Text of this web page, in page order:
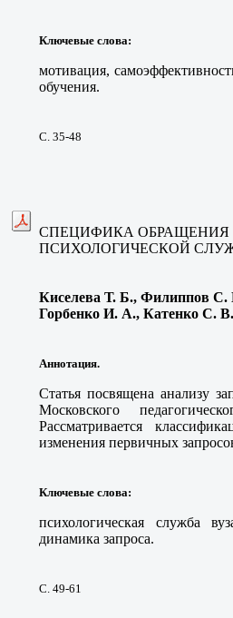
Ключевые слова:
мотивация,
обучения.
С. 35-48
СПЕЦИФИКА ОБРАЩЕНИЯ
ПСИХОЛОГИЧЕСКОЙ
Киселева Т. Б., Филиппов С.
Горбенко И. А., Катенко С. В.
Аннотация.
Статья посвящена анализу
Московского
Рассматривается
изменения первичных
Ключевые слова:
психологическая служба
динамика запроса.
С. 49-61